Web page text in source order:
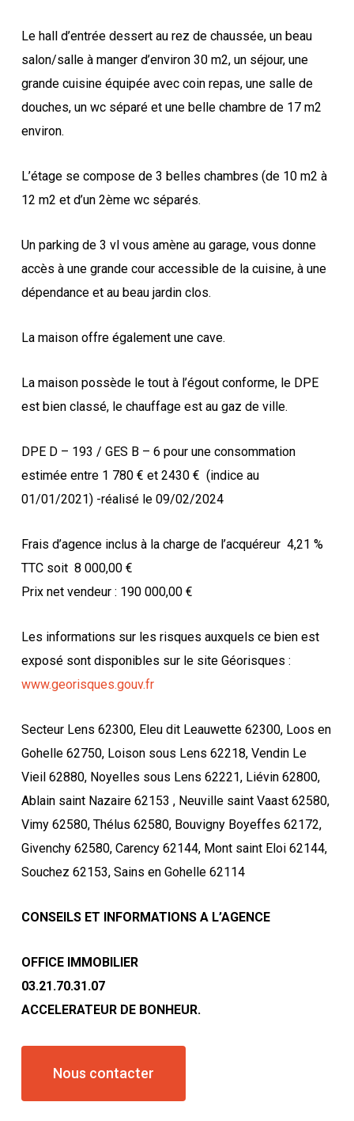
Le hall d’entrée dessert au rez de chaussée, un beau
salon/salle à manger d’environ 30 m2, un séjour, une
grande cuisine équipée avec coin repas, une salle de
douches, un wc séparé et une belle chambre de 17 m2
environ.
L’étage se compose de 3 belles chambres (de 10 m2 à
12 m2 et d’un 2ème wc séparés.
Un parking de 3 vl vous amène au garage, vous donne
accès à une grande cour accessible de la cuisine, à une
dépendance et au beau jardin clos.
La maison offre également une cave.
La maison possède le tout à l’égout conforme, le DPE
est bien classé, le chauffage est au gaz de ville.
DPE D – 193 / GES B – 6 pour une consommation
estimée entre 1 780 € et 2430 € (indice au
01/01/2021) -réalisé le 09/02/2024
Frais d’agence inclus à la charge de l’acquéreur 4,21 %
TTC soit 8 000,00 €
Prix net vendeur : 190 000,00 €
Les informations sur les risques auxquels ce bien est
exposé sont disponibles sur le site Géorisques :
www.georisques.gouv.fr
Secteur Lens 62300, Eleu dit Leauwette 62300, Loos en
Gohelle 62750, Loison sous Lens 62218, Vendin Le
Vieil 62880, Noyelles sous Lens 62221, Liévin 62800,
Ablain saint Nazaire 62153 , Neuville saint Vaast 62580,
Vimy 62580, Thélus 62580, Bouvigny Boyeffes 62172,
Givenchy 62580, Carency 62144, Mont saint Eloi 62144,
Souchez 62153, Sains en Gohelle 62114
CONSEILS ET INFORMATIONS A L’AGENCE
OFFICE IMMOBILIER
03.21.70.31.07
ACCELERATEUR DE BONHEUR.
Nous contacter